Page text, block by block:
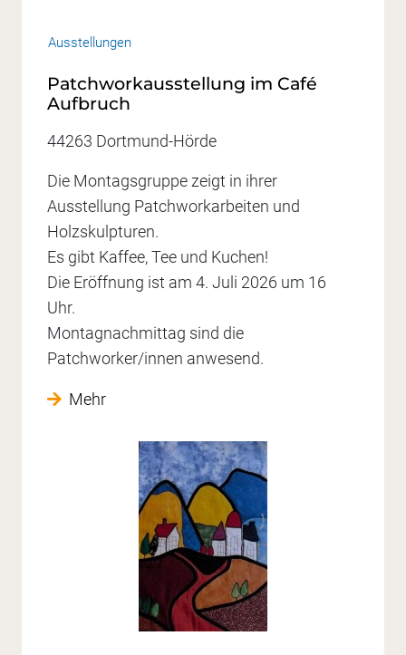
Ausstellungen
Patchworkausstellung im Café
Aufbruch
44263 Dortmund-Hörde
Die Montagsgruppe zeigt in ihrer
Ausstellung Patchworkarbeiten und
Holzskulpturen.
Es gibt Kaffee, Tee und Kuchen!
Die Eröffnung ist am 4. Juli 2026 um 16
Uhr.
Montagnachmittag sind die
Patchworker/innen anwesend.
Mehr